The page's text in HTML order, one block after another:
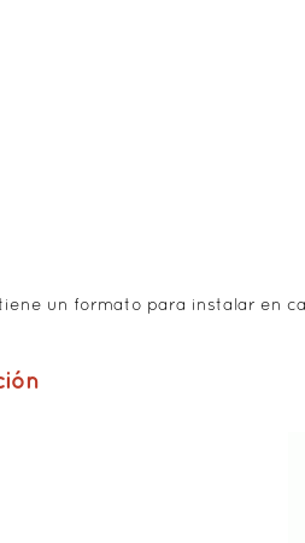
un formato para instalar en